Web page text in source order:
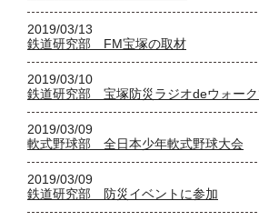
2019/03/13
鉄道研究部 FM宝塚の取材
2019/03/10
鉄道研究部 宝塚防災ラジオdeウォー
2019/03/09
軟式野球部 全日本少年軟式野球大会
2019/03/09
鉄道研究部 防災イベントに参加